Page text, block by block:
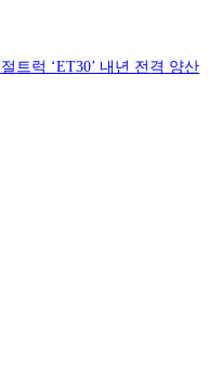
트럭 ‘ET30’ 내년 전격 양산